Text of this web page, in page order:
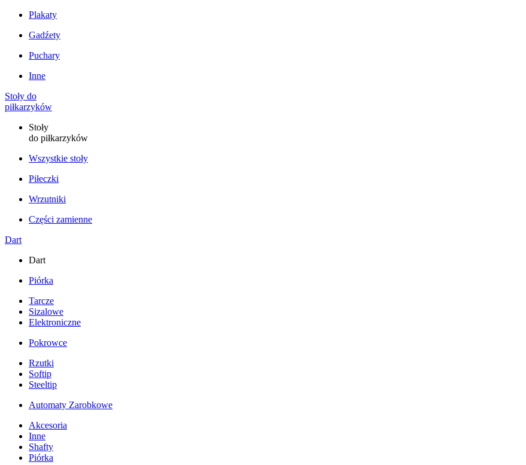
Plakaty
Gadźety
Puchary
Inne
Stoły do
piłkarzyków
Stoły
do piłkarzyków
Wszystkie stoły
Piłeczki
Wrzutniki
Części zamienne
Dart
Dart
Piórka
Tarcze
Sizalowe
Elektroniczne
Pokrowce
Rzutki
Softip
Steeltip
Automaty Zarobkowe
Akcesoria
Inne
Shafty
Piórka